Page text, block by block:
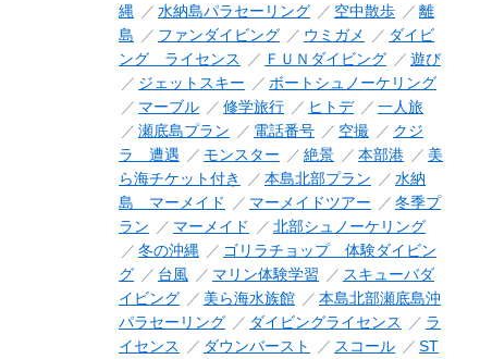
縄
水納島パラセーリング 空中散歩
離
島
ファンダイビング ウミガメ
ダイビ
ング ライセンス
ＦＵＮダイビング
遊び
ジェットスキー
ボートシュノーケリング
マーブル
修学旅行 ヒトデ
一人旅
瀬底島プラン
電話番号 空撮
クジ
ラ 遭遇
モンスター 絶景 本部港
美
ら海チケット付き
本島北部プラン
水納
島 マーメイド
マーメイドツアー
冬季プ
ラン
マーメイド
北部シュノーケリング
冬の沖縄
ゴリラチョップ 体験ダイビン
グ
台風 マリン体験学習
スキューバダ
イビング
美ら海水族館
本島北部瀬底島沖
パラセーリング
ダイビングライセンス
ラ
イセンス
ダウンバースト スコール
ST